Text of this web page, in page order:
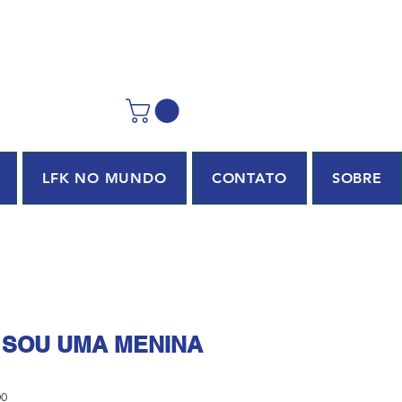
LFK NO MUNDO CONTATO SOBRE
UMA MENINA